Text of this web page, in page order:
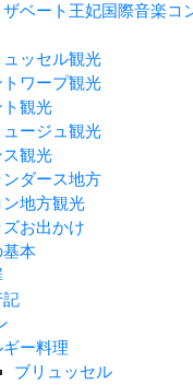
ザベート王妃国際音楽コ
ュッセル観光
トワープ観光
観光
ュージュ観光
ス観光
ンダース地方
ン地方観光
ズお出かけ
本
記
ー料理
ブリュッセル